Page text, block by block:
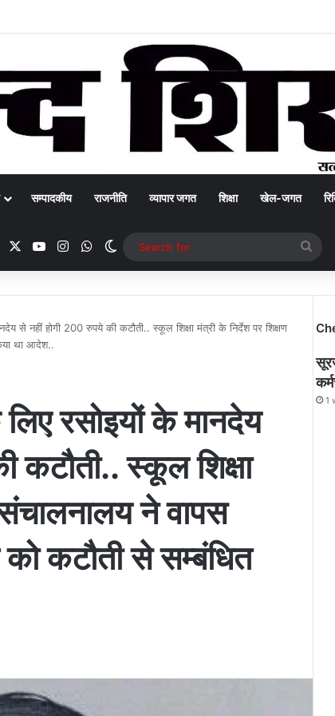
सम्पादकीय राजनीति व्यापार जगत शिक्षा खेल-जगत
YouTubeInstagramWhatsApp
Switch skin
for
से नहीं होगी 200 रुपये की कटौती.. स्कूल शिक्षा मंत्री के निर्देश पर शिक्षण
था आदेश..
रसोइयों के मानदेय
कटौती.. स्कूल शिक्षा
संचालनालय ने वापस
कटौती से सम्बंधित
1